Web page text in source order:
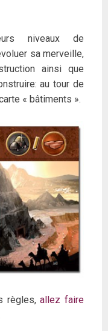
niveaux de
sa merveille,
ainsi que
au tour de
« bâtiments ».
règles,allez faire